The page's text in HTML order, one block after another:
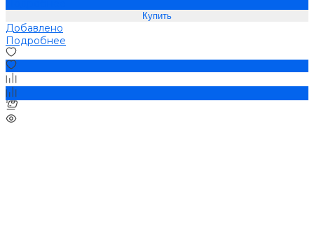
Добавлено
Подробнее